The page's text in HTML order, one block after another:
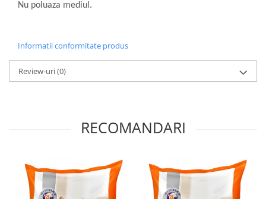
Nu poluaza mediul.
Informatii conformitate produs
Review-uri(0)
RECOMANDARI